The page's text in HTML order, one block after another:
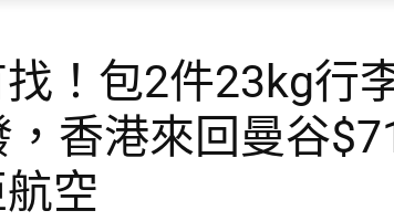
！包2件23kg行
，香港來回曼谷
空